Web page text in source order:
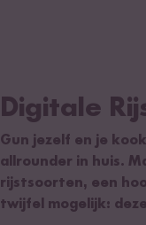
Digitale
Gun jezelf en je
allrounder in huis.
rijstsoorten, een
twijfel mogelijk: